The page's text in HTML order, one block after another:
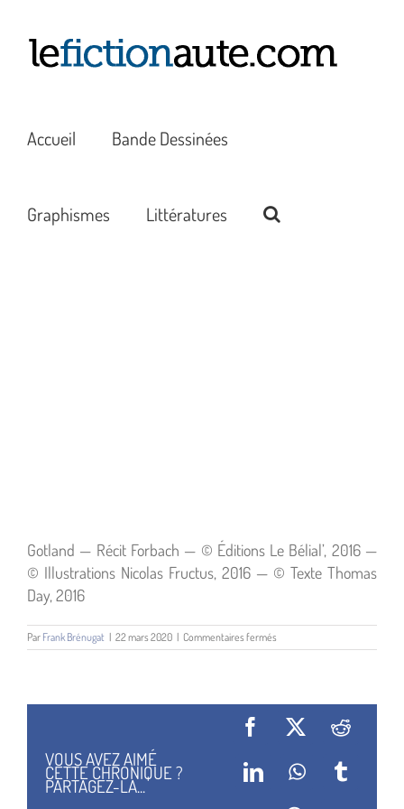
contenu
Accueil Bande Dessinées
Graphismes Littératures
Gotland — Récit Forbach — © Éditions Le Bélial’, 2016 —
© Illustrations Nicolas Fructus, 2016 — © Texte Thomas
Day, 2016
Par Frank Brénugat | 22 mars 2020 | Commentaires ferméssur
Gotland
—
Éditions
Bélial’,
2016
VOUS AVEZ AIMÉ
CETTE CHRONIQUE ?
PARTAGEZ-LA...
Facebook
X Reddit
LinkedInWhatsApp
Tumblr